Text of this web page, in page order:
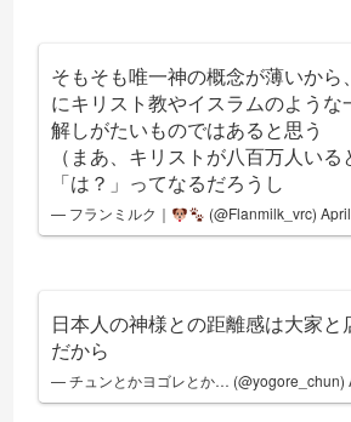
そもそも唯一神の概念が薄いから
にキリスト教やイスラムのような
解しがたいものではあると思う
（まあ、キリストが八百万人い
「は？」ってなるだろうし
— フランミルク｜ (@Flanmilk_vrc)
日本人の神様との距離感は大家と
だから
— チュンとかヨゴレとか… (@yogore_chun)